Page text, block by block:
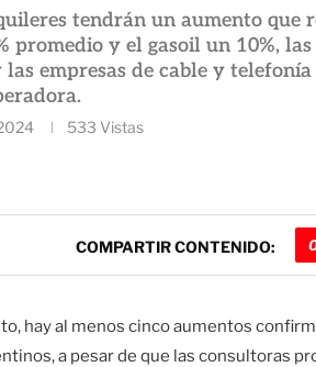
tendrán un aumento que
promedio y el gasoil un 10%,
las empresas de cable y
533 Vistas
COMPARTIR CONTENIDO:
hay al menos cinco aumentos
a pesar de que las consultoras